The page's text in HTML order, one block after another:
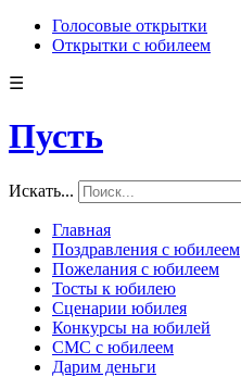
Голосовые открытки
Открытки с юбилеем
☰
Пусть
Искать...
Главная
Поздравления с юбилеем
Пожелания с юбилеем
Тосты к юбилею
Сценарии юбилея
Конкурсы на юбилей
СМС с юбилеем
Дарим деньги